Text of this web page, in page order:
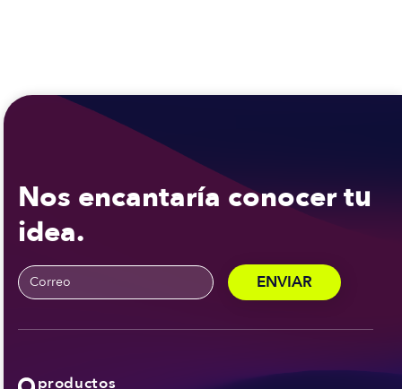
Nos encantaría conocer tu
idea.
productos